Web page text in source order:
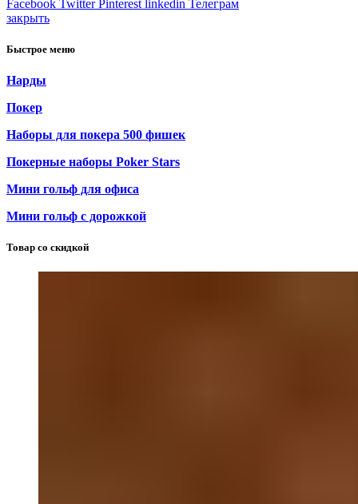
Facebook Twitter Pinterest linkedin Телеграм
закрыть
Быстрое меню
Нарды
Покер
Наборы для покера 500 фишек
Покерные наборы Poker Stars
Мини гольф для офиса
Мини гольф с дорожкой
Товар со скидкой